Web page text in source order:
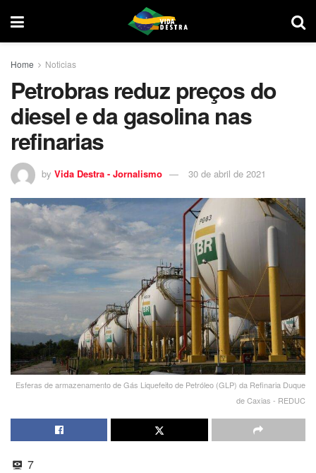
Home Noticias
Petrobras reduz preços do
diesel e da gasolina nas
refinarias
by Vida Destra - Jornalismo 30 de abril de 2021
Esferas de armazenamento de Gás Liquefeito de Petróleo (GLP) da Refinaria Duque
de Caxias - REDUC
7